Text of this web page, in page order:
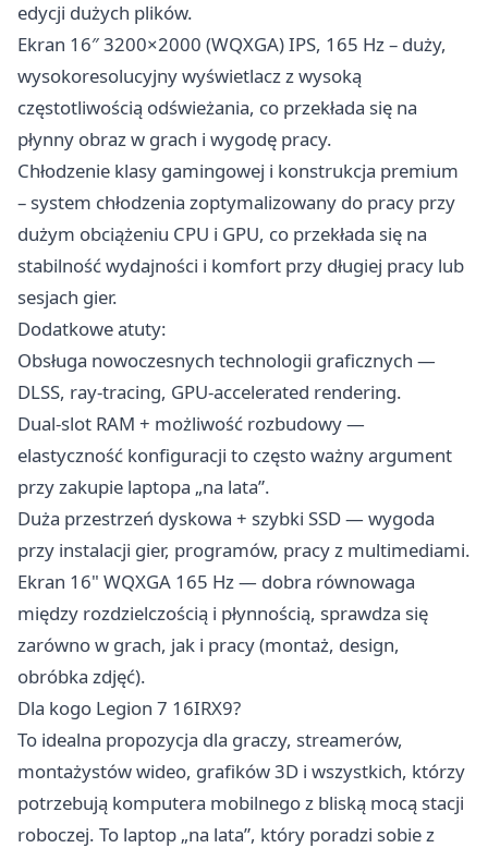
edycji dużych plików.
Ekran 16″ 3200×2000 (WQXGA) IPS, 165 Hz – duży,
wysokoresolucyjny wyświetlacz z wysoką
częstotliwością odświeżania, co przekłada się na
płynny obraz w grach i wygodę pracy.
Chłodzenie klasy gamingowej i konstrukcja premium
– system chłodzenia zoptymalizowany do pracy przy
dużym obciążeniu CPU i GPU, co przekłada się na
stabilność wydajności i komfort przy długiej pracy lub
sesjach gier.
Dodatkowe atuty:
Obsługa nowoczesnych technologii graficznych —
DLSS, ray-tracing, GPU-accelerated rendering.
Dual-slot RAM + możliwość rozbudowy —
elastyczność konfiguracji to często ważny argument
przy zakupie laptopa „na lata”.
Duża przestrzeń dyskowa + szybki SSD — wygoda
przy instalacji gier, programów, pracy z multimediami.
Ekran 16" WQXGA 165 Hz — dobra równowaga
między rozdzielczością i płynnością, sprawdza się
zarówno w grach, jak i pracy (montaż, design,
obróbka zdjęć).
Dla kogo Legion 7 16IRX9?
To idealna propozycja dla graczy, streamerów,
montażystów wideo, grafików 3D i wszystkich, którzy
potrzebują komputera mobilnego z bliską mocą stacji
roboczej. To laptop „na lata”, który poradzi sobie z